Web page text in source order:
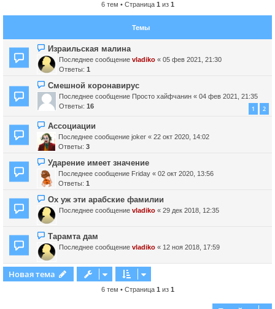
6 тем • Страница 1 из 1
Темы
Израильская малина
Последнее сообщение vladiko « 05 фев 2021, 21:30
Ответы: 1
Смешной коронавирус
Последнее сообщение Просто хайфчанин « 04 фев 2021, 21:35
Ответы: 16 1 2
Ассоциации
Последнее сообщение joker « 22 окт 2020, 14:02
Ответы: 3
Ударение имеет значение
Последнее сообщение Friday « 02 окт 2020, 13:56
Ответы: 1
Ох уж эти арабские фамилии
Последнее сообщение vladiko « 29 дек 2018, 12:35
Тарамта дам
Последнее сообщение vladiko « 12 ноя 2018, 17:59
Новая тема
6 тем • Страница 1 из 1